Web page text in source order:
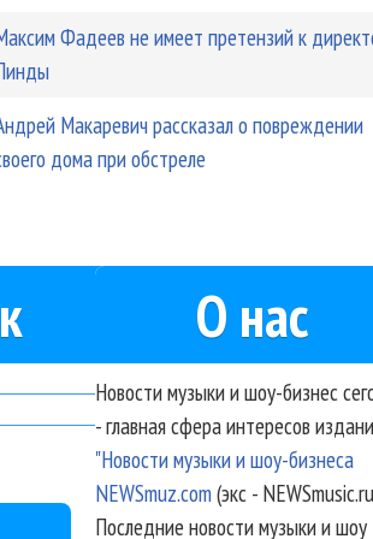
Фадеев не имеет претензий к
Макаревич рассказал о повреждении
дома при обстреле
О нас
Новости музыки и шоу-бизнес
- главная сфера интересов
"Новости музыки и шоу-бизнеса
NEWSmuz.com(экс -
Последние новости музыки и шоу